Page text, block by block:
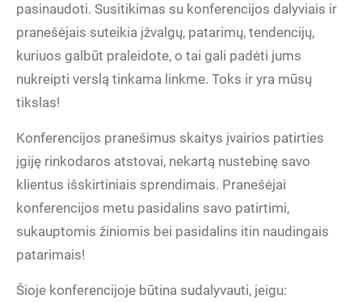
pasinaudoti. Susitikimas su konferencijos dalyviais ir
pranešėjais suteikia įžvalgų, patarimų, tendencijų,
kuriuos galbūt praleidote, o tai gali padėti jums
nukreipti verslą tinkama linkme. Toks ir yra mūsų
tikslas!
Konferencijos pranešimus skaitys įvairios patirties
įgiję rinkodaros atstovai, nekartą nustebinę savo
klientus išskirtiniais sprendimais. Pranešėjai
konferencijos metu pasidalins savo patirtimi,
sukauptomis žiniomis bei pasidalins itin naudingais
patarimais!
Šioje konferencijoje būtina sudalyvauti, jeigu: